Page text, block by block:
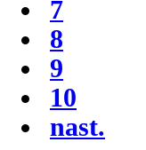
7
8
9
10
nast.